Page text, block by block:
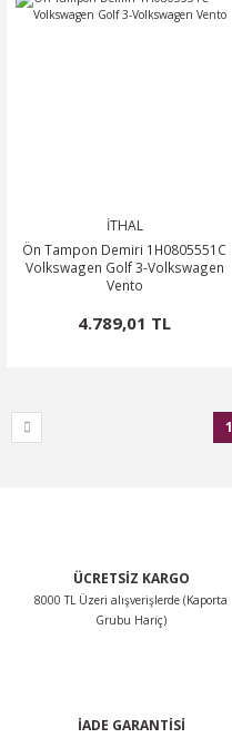
İTHAL
Ön Tampon Demiri 1H0805551C
Volkswagen Golf 3-Volkswagen
Vento
4.789,01 TL
1
ÜCRETSİZ KARGO
8000 TL Üzeri alışverişlerde (Kaporta
Grubu Hariç)
İADE GARANTİSİ